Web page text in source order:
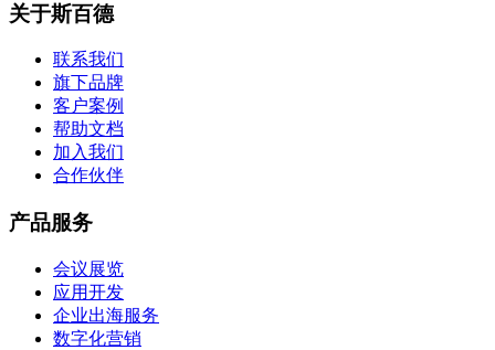
关于斯百德
联系我们
旗下品牌
客户案例
帮助文档
加入我们
合作伙伴
产品服务
会议展览
应用开发
企业出海服务
数字化营销